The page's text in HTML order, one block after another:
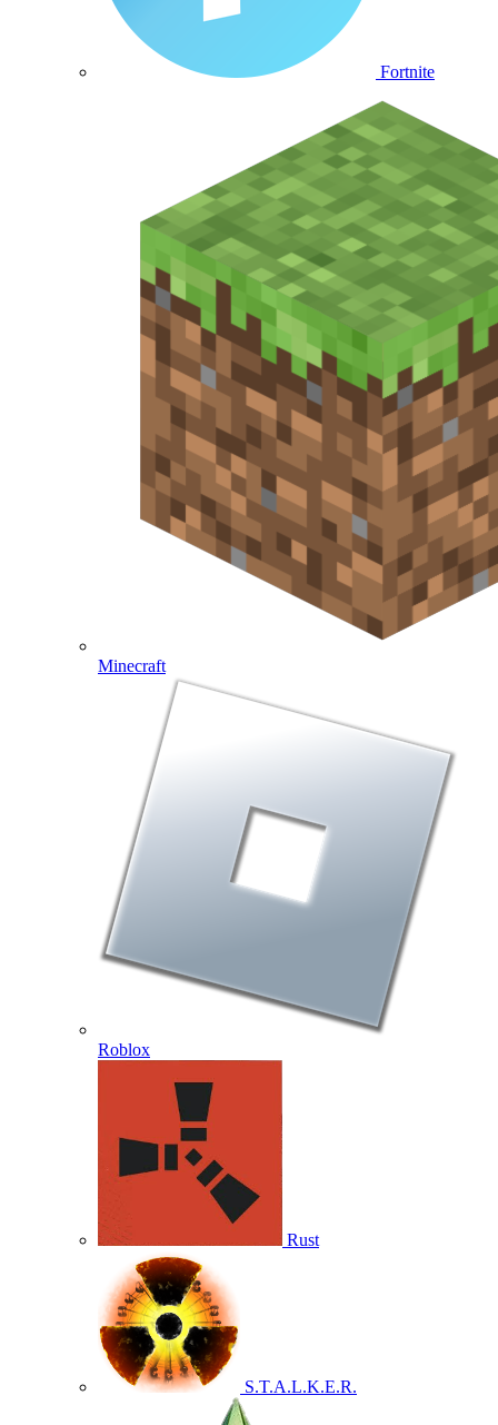
Fortnite
Minecraft
Roblox
Rust
S.T.A.L.K.E.R.